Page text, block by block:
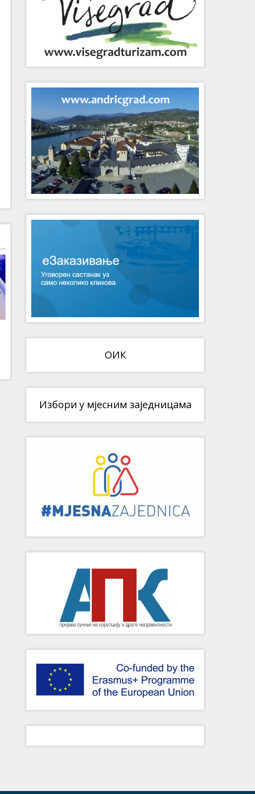
ОИК
Избори у мјесним заједницама